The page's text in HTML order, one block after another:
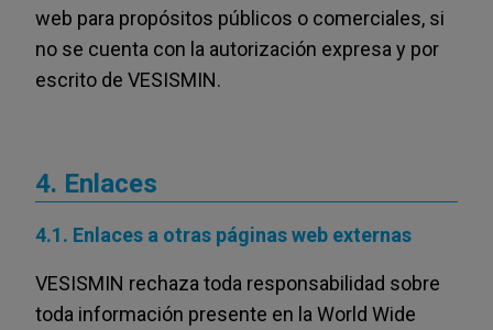
web para propósitos públicos o comerciales, si
no se cuenta con la autorización expresa y por
escrito de VESISMIN.
4. Enlaces
4.1. Enlaces a otras páginas web externas
VESISMIN rechaza toda responsabilidad sobre
toda información presente en la World Wide